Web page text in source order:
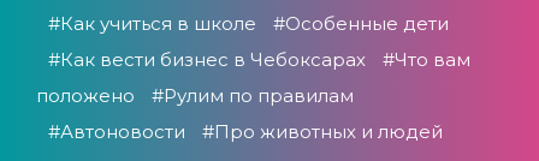
#Как учиться в школе
#Особенные дети
#Как вести бизнес в Чебоксарах
#Что вам
положено
#Рулим по правилам
#Автоновости
#Про животных и людей